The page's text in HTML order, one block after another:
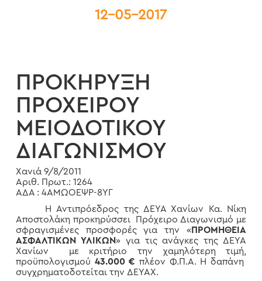
12-05-2017
ΠΡΟΚΗΡΥΞΗ
ΠΡΟΧΕΙΡΟΥ
ΜΕΙΟΔΟΤΙΚΟΥ
ΔΙΑΓΩΝΙΣΜΟΥ
Χανιά 9/8/2011
Αριθ. Πρωτ.: 1264
ΑΔΑ : 4ΑΜΩΟΕΨΡ-8ΥΓ
Η Αντιπρόεδρος της ΔΕΥΑ Χανίων Κα. Νίκη
Αποστολάκη προκηρύσσει Πρόχειρο Διαγωνισμό με
σφραγισμένες προσφορές για την «ΠΡΟΜΗΘΕΙΑ
ΑΣΦΑΛΤΙΚΩΝ ΥΛΙΚΩΝ» για τις ανάγκες της ΔΕΥΑ
Χανίων με κριτήριο την χαμηλότερη τιμή,
προϋπολογισμού 43.000 € πλέον Φ.Π.Α. Η δαπάνη
συγχρηματοδοτείται την ΔΕΥΑΧ.